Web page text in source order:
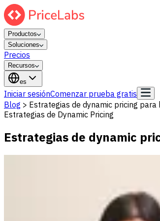
Productos
Soluciones
Precios
Recursos
es
Iniciar sesiónComenzar prueba gratis
Blog > Estrategias de dynamic pricing
Estrategias de Dynamic Pricing
Estrategias de dynamic